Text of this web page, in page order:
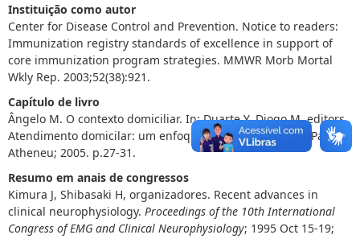
Instituição como autor
Center for Disease Control and Prevention. Notice to readers:
Immunization registry standards of excellence in support of
core immunization program strategies. MMWR Morb Mortal
Wkly Rep. 2003;52(38):921.
Capítulo de livro
Ângelo M. O contexto domiciliar. In: Duarte Y, Diogo M, editors.
Atendimento domicilar: um enfoque gerontológico. São Paulo:
Atheneu; 2005. p.27-31.
Resumo em anais de congressos
Kimura J, Shibasaki H, organizadores. Recent advances in
clinical neurophysiology. Proceedings of the 10th International
Congress of EMG and Clinical Neurophysiology; 1995 Oct 15-19;